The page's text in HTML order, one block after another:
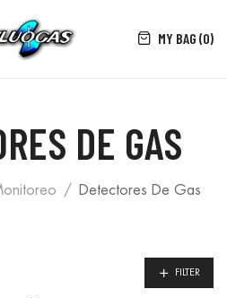
MY BAG (0)
DE GAS
Detectores De Gas
FILTER